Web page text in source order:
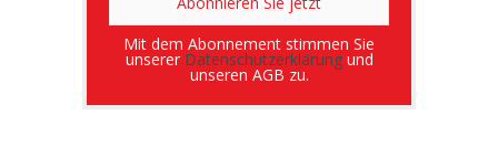
Mit dem Abonnement stimmen Sie
unserer Datenschutzerklärungund
unseren AGB zu.